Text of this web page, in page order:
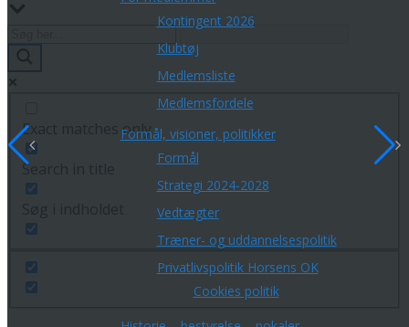
Kontingent 2026
Klubtøj
Medlemsliste
Medlemsfordele
Formål, visioner, politikker
Formål
Strategi 2024-2028
Vedtægter
Træner- og uddannelsespolitik
Privatlivspolitik Horsens OK
Cookies politik
Exact matches only
Search in title